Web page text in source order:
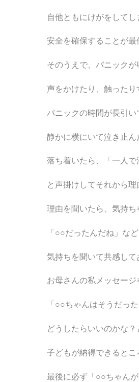
自他ともにけがをして
安全を確保することが最
そのうえで、パニックが
声をかけたり、触った
パニックの時間が長引い
静かに横にいて泣き止ん
落ち着いたら、「一人で
と声掛けしてそれから
理由を聞いたら、気持
「○○だったんだね」など
気持ちを聞いて共感して
お母さんの私メッセージ
「○○ちゃんはそうだっ
どうしたらいいのかな
子どもが納得できるとこ
最後に必ず「○○ちゃん